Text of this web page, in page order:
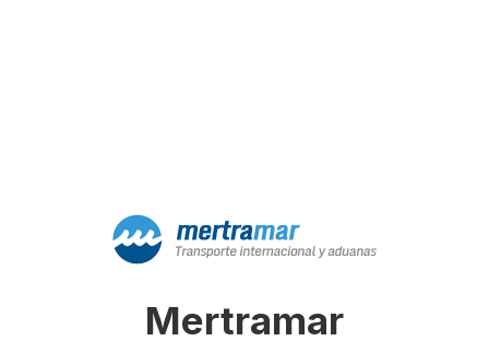
Mertramar